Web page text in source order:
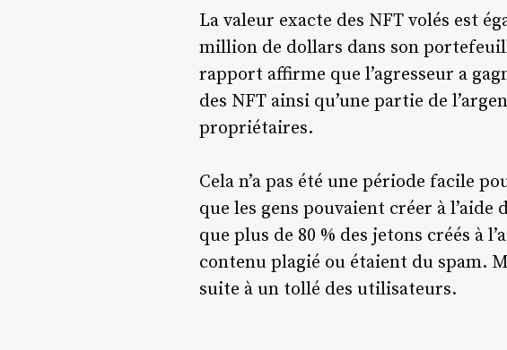
La valeur exacte des NFT volés est
million de dollars dans son
rapport affirme que l’agresseur a
des NFT ainsi qu’une partie de
propriétaires.
Cela n’a pas été une période facile
que les gens pouvaient créer à
que plus de 80 % des jetons créés
contenu plagié ou étaient du spam.
suite à un tollé des utilisateurs.